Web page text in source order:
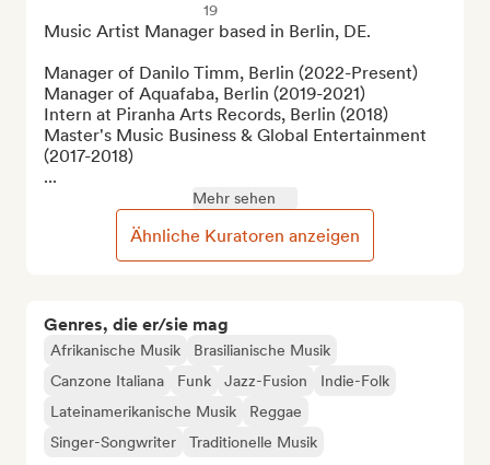
Genres, die er/sie mag
Afrikanische Musik
Brasilianische Musik
Canzone Italiana
Funk Jazz-Fusion
Indie-Folk
Lateinamerikanische Musik
Reggae
Singer-Songwriter
Traditionelle Musik
19
Music Artist Manager based in Berlin, DE.
Manager of Danilo Timm, Berlin (2022-Present)
Manager of Aquafaba, Berlin (2019-2021)
Intern at Piranha Arts Records, Berlin (2018)
Master's Music Business & Global Entertainment
(2017-2018)
...
Mehr sehen
Ähnliche Kuratoren anzeigen